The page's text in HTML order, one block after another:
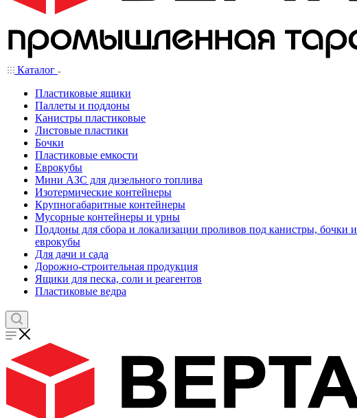
Каталог
Пластиковые ящики
Паллеты и поддоны
Канистры пластиковые
Листовые пластики
Бочки
Пластиковые емкости
Еврокубы
Мини АЗС для дизельного топлива
Изотермические контейнеры
Крупногабаритные контейнеры
Мусорные контейнеры и урны
Поддоны для сбора и локализации проливов под канистры, бочки и
еврокубы
Для дачи и сада
Дорожно-строительная продукция
Ящики для песка, соли и реагентов
Пластиковые ведра